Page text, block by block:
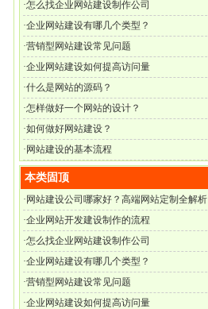
·怎么找企业网站建设制作公司
·企业网站建设有哪几个类型？
·营销型网站建设常见问题
·企业网站建设如何提高访问量
·什么是网站的源码？
·怎样做好一个网站的设计？
·如何做好网站建设？
· 网站建设的基本流程
本类固顶
· 网站建设公司哪家好？高端网站定制全解析
·企业网站开发建设制作的流程
·怎么找企业网站建设制作公司
·企业网站建设有哪几个类型？
·营销型网站建设常见问题
·企业网站建设如何提高访问量